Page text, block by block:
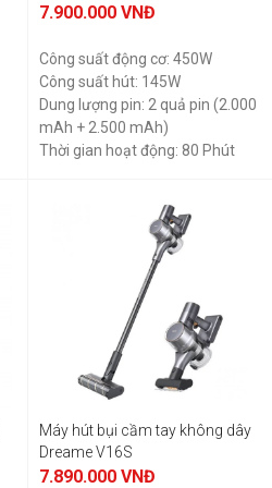
7.900.000 VNĐ
Công suất động cơ: 450W
Công suất hút: 145W
Dung lượng pin: 2 quả pin (2.000
mAh + 2.500 mAh)
Thời gian hoạt động: 80 Phút
Máy hút bụi cầm tay không dây
Dreame V16S
7.890.000 VNĐ